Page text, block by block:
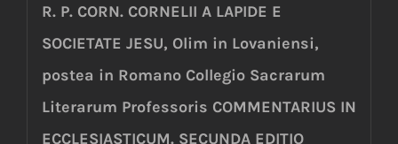
R. P. CORN. CORNELII A LAPIDE E
SOCIETATE JESU, Olim in Lovaniensi,
postea in Romano Collegio Sacrarum
Literarum Professoris COMMENTARIUS IN
ECCLESIASTICUM. SECUNDA EDITIO